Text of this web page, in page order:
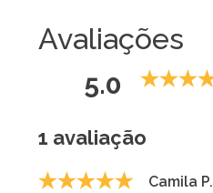
Avaliações
5.0
1 avaliação
Camila P.